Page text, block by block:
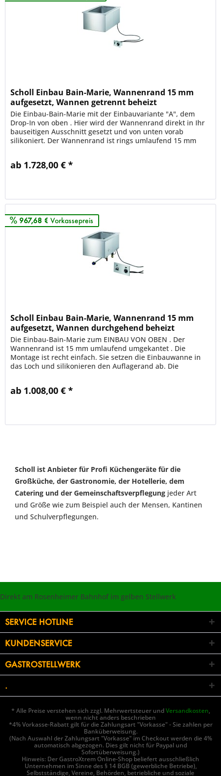
Scholl Einbau Bain-Marie, Wannenrand 15 mm
aufgesetzt, Wannen getrennt beheizt
Die Einbau-Bain-Marie mit der Einbauvariante "A", dem
Drop-In von oben . Hier wird der Wannenrand direkt in Ihr
bauseitigen Ausschnitt gesetzt und von unten vorab
silikoniert. Der Wannenrand ist rings umlaufend 15 mm
ab 1.728,00 € *
967,68 € Vorkassepreis
Scholl Einbau Bain-Marie, Wannenrand 15 mm
aufgesetzt, Wannen durchgehend beheizt
Die Einbau-Bain-Marie zum EINBAU VON OBEN . Der
Wannenrand ist 15 mm umlaufend umgekantet . Die
Montage ist recht einfach. Sie setzen die Einbauwanne in
das Loch und silikonieren den Auflagerand ab. Die
ab 1.008,00 € *
Scholl ist Anbieter für Profi Küchengeräte für die
Großküche, der Gastronomie, der Hotellerie, dem
Catering und der Gemeinschaftsverpflegung jeder Art
und Größe wie zum Beispiel auch der Mensen, Kantinen
und Schulverpflegungen.
Direkt am Rosenheimer Bahnhof im gelben Stellwerk
SERVICE HOTLINE
KUNDENSERVICE
GASTROSTELLWERK
.
* Alle Preise verstehen sich zzgl. Mehrwertsteuer undVersandkosten,
wenn nicht anders beschrieben
*4% Vorkasse-Rabatt gilt für die Zahlungsart "Vorkasse" - Sie zahlen per
Banküberweisung.
(Nach Auswahl der Zahlungsart "Vorkasse" im Checkout werden die 4%
automatisch abgezogen. Dies gilt nicht für Paypal und
Sofortüberweisung.)
Hinweis: Der GastroXtrem Online-Shop beliefert ausschließlich
Unternehmen im Sinne des § 14 BGB (gewerbliche Betriebe),
Selbstständige, Vereine, Behörden, betriebliche und soziale